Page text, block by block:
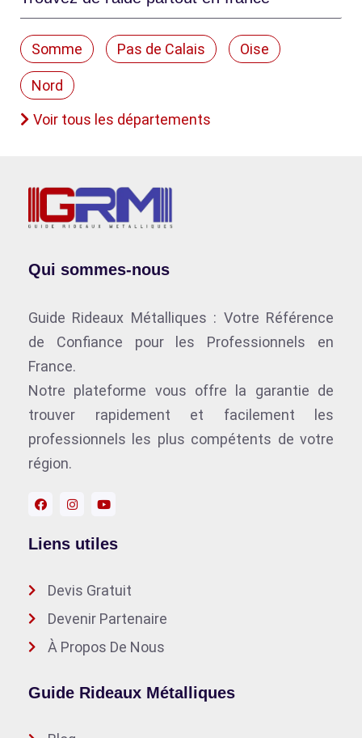
Somme Pas de Calais Oise
Nord
Voir tous les départements
Qui sommes-nous
Guide Rideaux Métalliques : Votre Référence
de Confiance pour les Professionnels en
France.
Notre plateforme vous offre la garantie de
trouver rapidement et facilement les
professionnels les plus compétents de votre
région.
Liens utiles
Devis Gratuit
Devenir Partenaire
À Propos De Nous
Guide Rideaux Métalliques